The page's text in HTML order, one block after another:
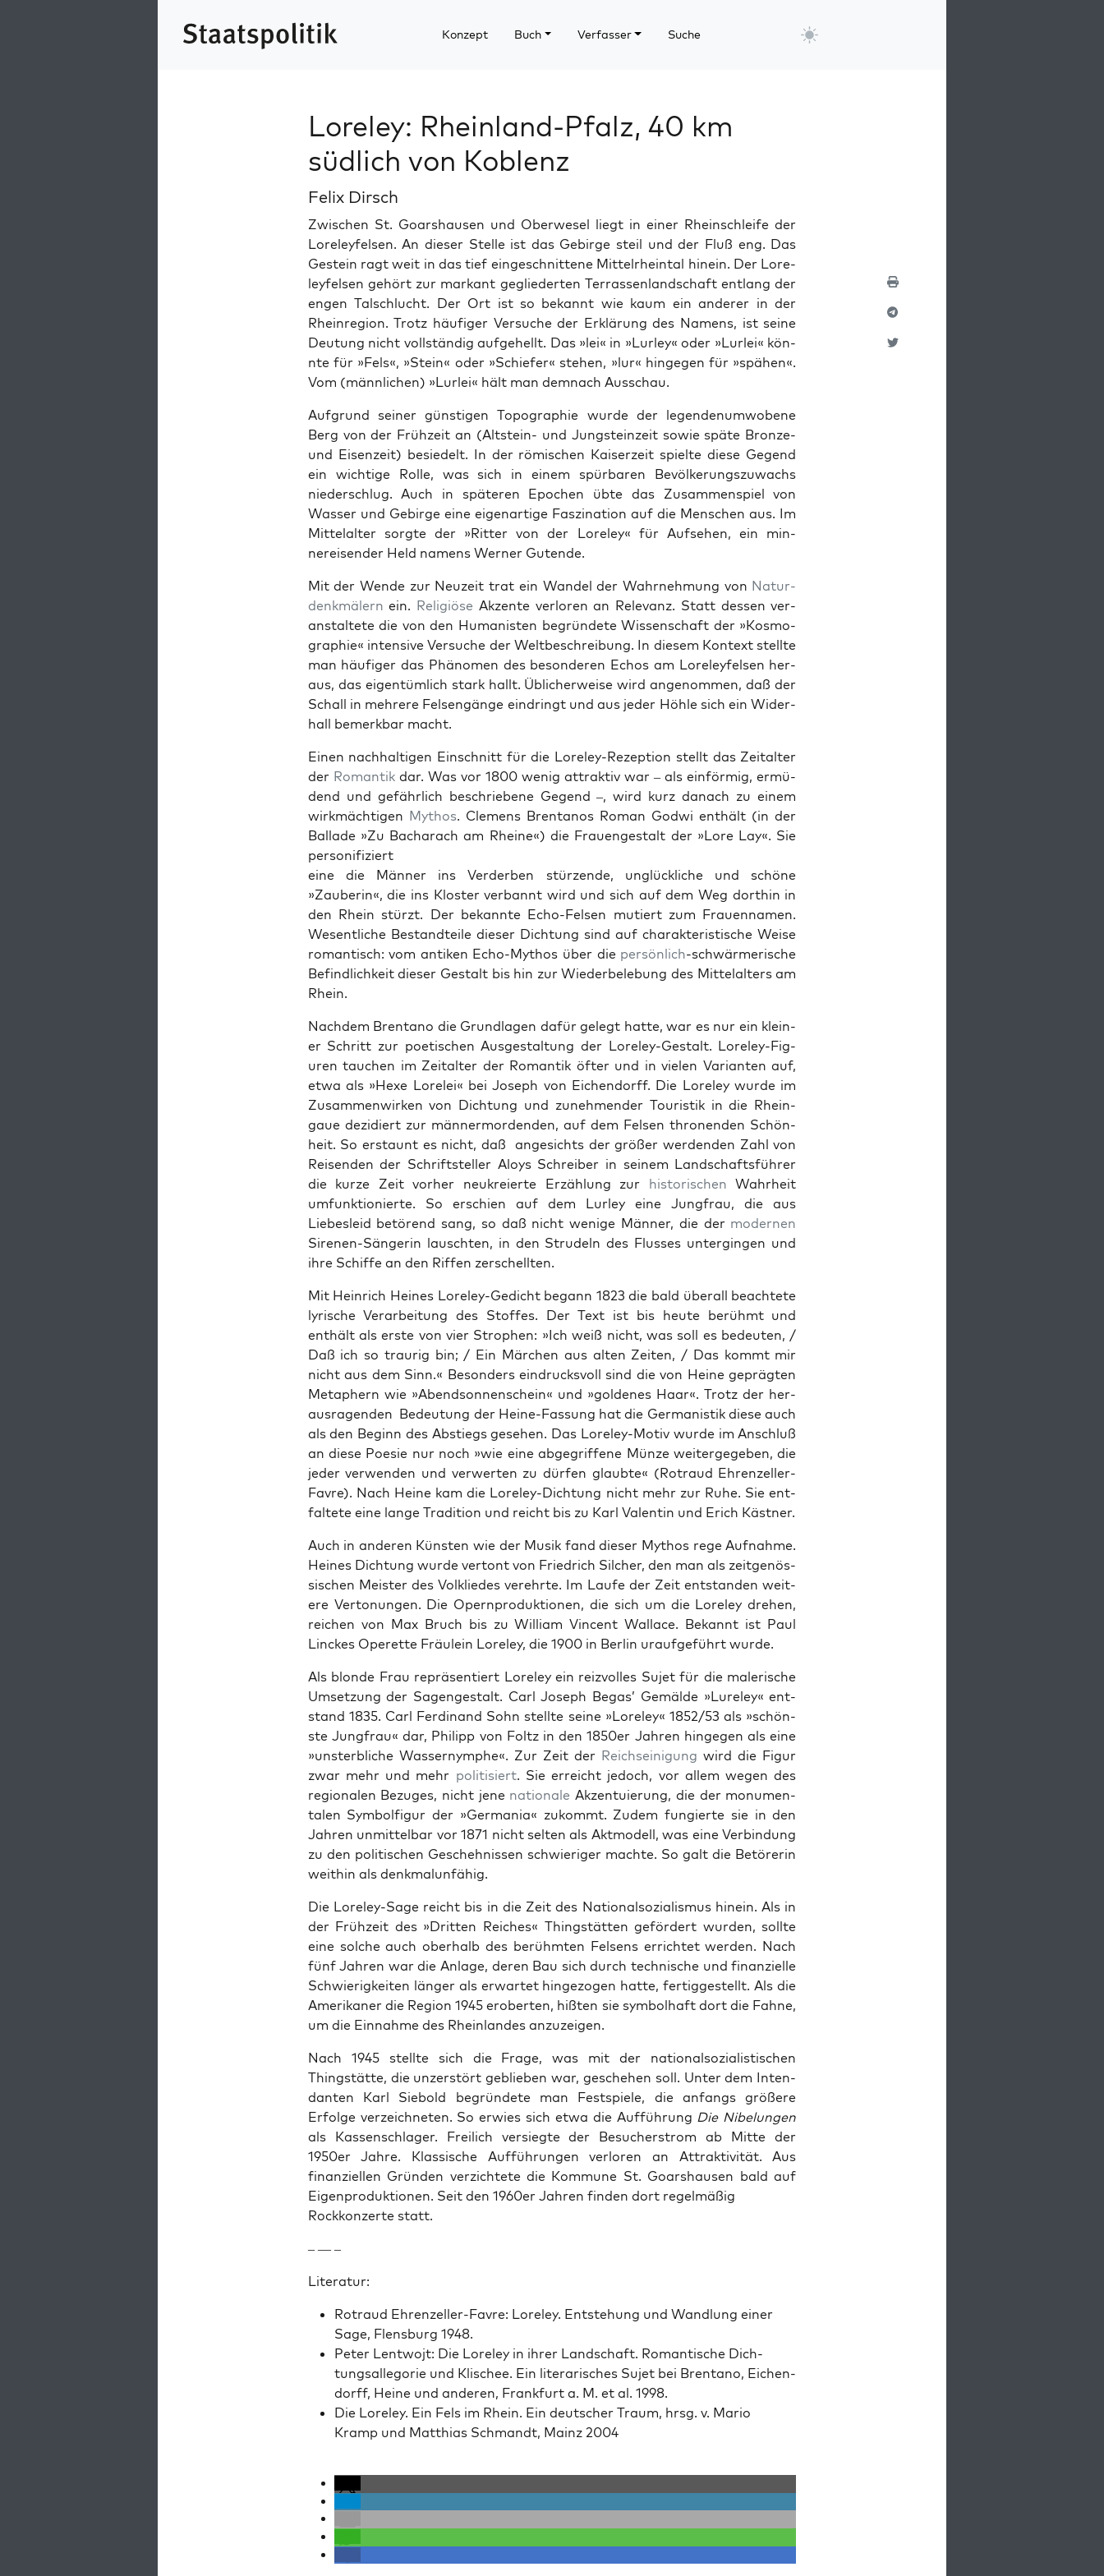
Konzept Buch Verfasser Suche
Loreley: Rheinland-Pfalz, 40 km
südlich von Koblenz
Felix Dirsch
Zwis­chen St. Goar­shausen und Ober­we­sel liegt in ein­er Rhein­schleife der
Lore­leyfelsen. An dieser Stelle ist das Gebirge steil und der Fluß eng. Das
Gestein ragt weit in das tief eingeschnit­tene Mit­tel­rhein­tal hinein. Der Lore­
leyfelsen gehört zur markant gegliederten Ter­rassen­land­schaft ent­lang der
engen Talschlucht. Der Ort ist so bekan­nt wie kaum ein ander­er in der
Rhein­re­gion. Trotz häu­figer Ver­suche der Erk­lärung des Namens, ist seine
Deu­tung nicht voll­ständig aufge­hellt. Das »lei« in »Lur­ley« oder »Lurlei« kön­
nte für »Fels«, »Stein« oder »Schiefer« ste­hen, »lur« hinge­gen für »spähen«.
Vom (männlichen) »Lurlei« hält man dem­nach Auss­chau.
Auf­grund sein­er gün­sti­gen Topogra­phie wurde der leg­en­de­num­wobene
Berg von der Frühzeit an (Alt­stein- und Jung­steinzeit sowie späte Bronze-
und Eisen­zeit) besiedelt. In der römis­chen Kaiserzeit spielte diese Gegend
ein wichtige Rolle, was sich in einem spür­baren Bevölkerungszuwachs
nieder­schlug. Auch in späteren Epochen übte das Zusam­men­spiel von
Wass­er und Gebirge eine eige­nar­tige Fasz­i­na­tion auf die Men­schen aus. Im
Mit­te­lal­ter sorgte der »Rit­ter von der Lore­ley« für Auf­se­hen, ein min­
nereisender Held namens Wern­er Gutende.
Mit der Wende zur Neuzeit trat ein Wan­del der Wahrnehmung von Natur­
denkmälern ein. Religiöse Akzente ver­loren an Rel­e­vanz. Statt dessen ver­
anstal­tete die von den Human­is­ten begrün­dete Wis­senschaft der »Kos­mo­
gra­phie« inten­sive Ver­suche der Weltbeschrei­bung. In diesem Kon­text stellte
man häu­figer das Phänomen des beson­deren Echos am Lore­leyfelsen her­
aus, das eigen­tüm­lich stark hallt. Üblicher­weise wird angenom­men, daß der
Schall in mehrere Felsen­gänge ein­dringt und aus jed­er Höh­le sich ein Wider­
hall bemerk­bar macht.
Einen nach­halti­gen Ein­schnitt für die Lore­ley-Rezep­tion stellt das Zeital­ter
der Roman­tikdar. Was vor 1800 wenig attrak­tiv war – als ein­för­mig, ermü­
dend und gefährlich beschriebene Gegend –, wird kurz danach zu einem
wirk­mächti­gen Mythos. Clemens Brentanos Roman God­wi enthält (in der
Bal­lade »Zu Bacharach am Rheine«) die Frauengestalt der »Lore Lay«. Sie
per­son­ifiziert
eine die Män­ner ins Verder­ben stürzende, unglück­liche und schöne
»Zauberin«, die ins Kloster ver­ban­nt wird und sich auf dem Weg dor­thin in
den Rhein stürzt. Der bekan­nte Echo-Felsen mutiert zum Frauen­na­men.
Wesentliche Bestandteile dieser Dich­tung sind auf charak­ter­is­tis­che Weise
roman­tisch: vom antiken Echo-Mythos über die per­sön­lich-schwärmerische
Befind­lichkeit dieser Gestalt bis hin zur Wieder­bele­bung des Mit­te­lal­ters am
Rhein.
Nach­dem Brentano die Grund­la­gen dafür gelegt hat­te, war es nur ein klein­
er Schritt zur poet­is­chen Aus­gestal­tung der Lore­ley-Gestalt. Lore­ley-Fig­
uren tauchen im Zeital­ter der Roman­tik öfter und in vie­len Vari­anten auf,
etwa als »Hexe Lorelei« bei Joseph von Eichen­dorff. Die Lore­ley wurde im
Zusam­men­wirken von Dich­tung und zunehmender Touris­tik in die Rhein­
gaue dezi­diert zur män­ner­mor­den­den, auf dem Felsen thro­nen­den Schön­
heit. So erstaunt es nicht, daß angesichts der größer wer­den­den Zahl von
Reisenden der Schrift­steller Aloys Schreiber in seinem Land­schafts­führer
die kurze Zeit vorher neukreierte Erzäh­lung zur his­torischen Wahrheit
umfunk­tion­ierte. So erschien auf dem Lur­ley eine Jungfrau, die aus
Liebesleid betörend sang, so daß nicht wenige Män­ner, die der mod­er­nen
Sire­nen-Sän­gerin lauscht­en, in den Strudeln des Flusses untergin­gen und
ihre Schiffe an den Rif­f­en zer­schell­ten.
Mit Hein­rich Heines Lore­ley-Gedicht begann 1823 die bald über­all beachtete
lyrische Ver­ar­beitung des Stoffes. Der Text ist bis heute berühmt und
enthält als erste von vier Stro­phen: »Ich weiß nicht, was soll es bedeuten, /
Daß ich so trau­rig bin; / Ein Märchen aus alten Zeit­en, / Das kommt mir
nicht aus dem Sinn.« Beson­ders ein­drucksvoll sind die von Heine geprägten
Meta­phern wie »Abend­son­nen­schein« und »gold­enes Haar«. Trotz der her­
aus­ra­gen­den Bedeu­tung der Heine-Fas­sung hat die Ger­man­is­tik diese auch
als den Beginn des Abstiegs gese­hen. Das Lore­ley-Motiv wurde im Anschluß
an diese Poe­sie nur noch »wie eine abge­grif­f­ene Münze weit­ergegeben, die
jed­er ver­wen­den und ver­w­erten zu dür­fen glaubte« (Rotraud Ehren­zeller-
Favre). Nach Heine kam die Lore­ley-Dich­tung nicht mehr zur Ruhe. Sie ent­
fal­tete eine lange Tra­di­tion und reicht bis zu Karl Valentin und Erich Käst­ner.
Auch in anderen Kün­sten wie der Musik fand dieser Mythos rege Auf­nahme.
Heines Dich­tung wurde ver­tont von Friedrich Silch­er, den man als zeit­genös­
sis­chen Meis­ter des Volk­liedes verehrte. Im Laufe der Zeit ent­standen weit­
ere Ver­to­nun­gen. Die Opern­pro­duk­tio­nen, die sich um die Lore­ley drehen,
reichen von Max Bruch bis zu William Vin­cent Wal­lace. Bekan­nt ist Paul
Linck­es Operette Fräulein Lore­ley, die 1900 in Berlin uraufge­führt wurde.
Als blonde Frau repräsen­tiert Lore­ley ein reizvolles Sujet für die malerische
Umset­zung der Sagengestalt. Carl Joseph Begas’ Gemälde »Lure­ley« ent­
stand 1835. Carl Fer­di­nand Sohn stellte seine »Lore­ley« 1852/53 als »schön­
ste Jungfrau« dar, Philipp von Foltz in den 1850er Jahren hinge­gen als eine
»unsterbliche Wassernymphe«. Zur Zeit der Reich­seini­gung wird die Fig­ur
zwar mehr und mehr poli­tisiert. Sie erre­icht jedoch, vor allem wegen des
regionalen Bezuges, nicht jene nationale Akzen­tu­ierung, die der mon­u­men­
tal­en Sym­bol­fig­ur der »Ger­ma­nia« zukommt. Zudem fungierte sie in den
Jahren unmit­tel­bar vor 1871 nicht sel­ten als Akt­mod­ell, was eine Verbindung
zu den poli­tis­chen Geschehnis­sen schwieriger machte. So galt die Betörerin
wei­thin als denkmalun­fähig.
Die Lore­ley-Sage reicht bis in die Zeit des Nation­al­sozial­is­mus hinein. Als in
der Frühzeit des »Drit­ten Reich­es« Thingstät­ten gefördert wur­den, sollte
eine solche auch ober­halb des berühmten Felsens errichtet wer­den. Nach
fünf Jahren war die Anlage, deren Bau sich durch tech­nis­che und finanzielle
Schwierigkeit­en länger als erwartet hinge­zo­gen hat­te, fer­tiggestellt. Als die
Amerikan­er die Region 1945 eroberten, hißten sie sym­bol­haft dort die Fahne,
um die Ein­nahme des Rhein­lan­des anzuzeigen.
Nach 1945 stellte sich die Frage, was mit der nation­al­sozial­is­tis­chen
Thingstätte, die unz­er­stört geblieben war, geschehen soll. Unter dem Inten­
dan­ten Karl Siebold begrün­dete man Fest­spiele, die anfangs größere
Erfolge verze­ich­neten. So erwies sich etwa die Auf­führung Die Nibelun­gen
als Kassen­schlager. Freilich ver­siegte der Besuch­er­strom ab Mitte der
1950er Jahre. Klas­sis­che Auf­führun­gen ver­loren an Attrak­tiv­ität. Aus
finanziellen Grün­den verzichtete die Kom­mune St. Goar­shausen bald auf
Eigen­pro­duk­tio­nen. Seit den 1960er Jahren find­en dort regelmäßig
Rock­konz­erte statt.
– — –
Lit­er­atur:
Rotraud Ehren­zeller-Favre: Lore­ley. Entste­hung und Wand­lung ein­er
Sage, Flens­burg 1948.
Peter Lent­wo­jt: Die Lore­ley in ihrer Land­schaft. Roman­tis­che Dich­
tungsal­le­gorie und Klis­chee. Ein lit­er­arisches Sujet bei Brentano, Eichen­
dorff, Heine und anderen, Frank­furt a. M. et al. 1998.
Die Lore­ley. Ein Fels im Rhein. Ein deutsch­er Traum, hrsg. v. Mario
Kramp und Matthias Schmandt, Mainz 2004